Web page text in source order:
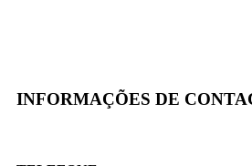
INFORMAÇÕES DE